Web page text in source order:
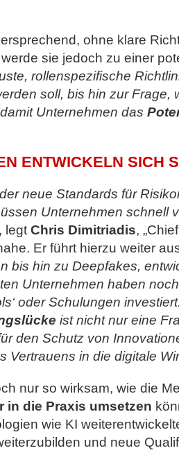
ohne klare
sie jedoch zu einer
rollenspezifische
soll, bis hin zur Frage,
Unternehmen das
ENTWICKELN SICH
der neue Standards für
Unternehmen schnell
legt Chris Dimitriadis,
Er führt hierzu weiter
bis hin zu Deepfakes,
Unternehmen haben
oder Schulungen
ist nicht nur eine
den Schutz von
Vertrauens in die digitale
nur so wirksam, wie die
in die Praxis umsetzen
wie KI
und neue